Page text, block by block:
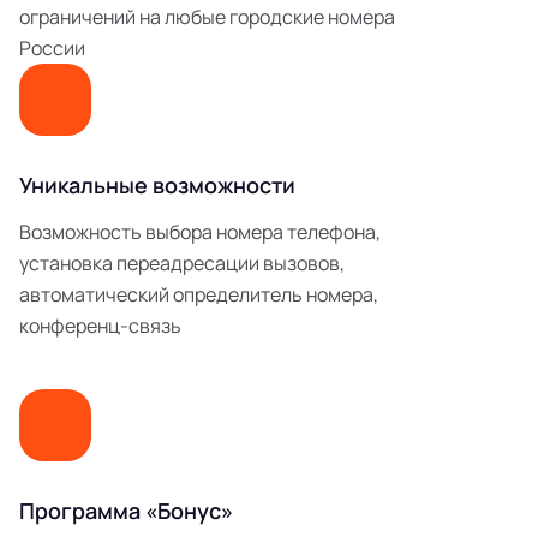
ограничений на любые городские номера
России
Уникальные возможности
Возможность выбора номера телефона,
установка переадресации вызовов,
автоматический определитель номера,
конференц-связь
Программа «Бонус»